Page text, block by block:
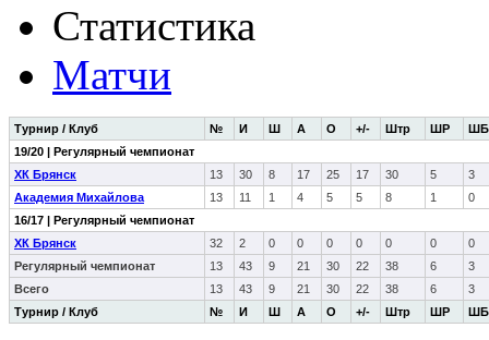
Статистика
Матчи
Турнир / Клуб № И Ш А О +/- Штр ШР ШБ
Турнир / Клуб № И Ш А О +/- Штр ШР ШБ
19/20 | Регулярный чемпионат
ХК Брянск
13 30 8 17 25 17 30 5
3
Академия Михайлова
13 11 1 4 5 5 8 1
0
16/17 | Регулярный чемпионат
ХК Брянск
32 2 0 0 0 0 0 0
0
Регулярный чемпионат
13 43 9 21 30 22 38 6
3
Всего
13 43 9 21 30 22 38 6 3